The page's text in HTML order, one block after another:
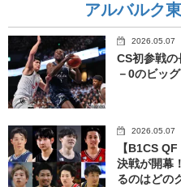
アルバルク
2026.05.07
CS初参戦
－0のビッ
2026.05.07
【B1CS
決戦が開幕
るのはどの